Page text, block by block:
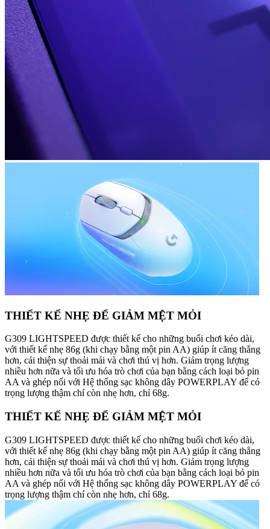
THIẾT KẾ NHẸ ĐỂ GIẢM MỆT MỎI
G309 LIGHTSPEED được thiết kế cho những buổi chơi kéo dài,
với thiết kế nhẹ 86g (khi chạy bằng một pin AA) giúp ít căng thẳng
hơn, cải thiện sự thoải mái và chơi thú vị hơn. Giảm trọng lượng
nhiều hơn nữa và tối ưu hóa trò chơi của bạn bằng cách loại bỏ pin
AA và ghép nối với Hệ thống sạc không dây POWERPLAY để có
trọng lượng thậm chí còn nhẹ hơn, chỉ 68g.
THIẾT KẾ NHẸ ĐỂ GIẢM MỆT MỎI
G309 LIGHTSPEED được thiết kế cho những buổi chơi kéo dài,
với thiết kế nhẹ 86g (khi chạy bằng một pin AA) giúp ít căng thẳng
hơn, cải thiện sự thoải mái và chơi thú vị hơn. Giảm trọng lượng
nhiều hơn nữa và tối ưu hóa trò chơi của bạn bằng cách loại bỏ pin
AA và ghép nối với Hệ thống sạc không dây POWERPLAY để có
trọng lượng thậm chí còn nhẹ hơn, chỉ 68g.